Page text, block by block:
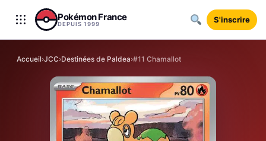
Aller au contenu
Pokémon France
DEPUIS 1999 S'inscrire
Accueil›JCC›Destinées de Paldea›#11 Chamallot